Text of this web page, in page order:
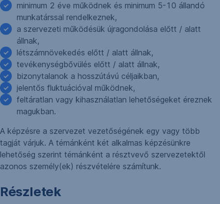
minimum 2 éve működnek és minimum 5-10 állandó
munkatárssal rendelkeznek,
a szervezeti működésük újragondolása előtt / alatt
állnak,
létszámnövekedés előtt / alatt állnak,
tevékenységbővülés előtt / alatt állnak,
bizonytalanok a hosszútávú céljaikban,
jelentős fluktuációval működnek,
feltáratlan vagy kihasználatlan lehetőségeket éreznek
magukban.
A képzésre a szervezet vezetőségének egy vagy több
tagját várjuk. A témánként két alkalmas képzésünkre
lehetőség szerint témánként a résztvevő szervezetektől
azonos személy(ek) részvételére számítunk.
Részletek